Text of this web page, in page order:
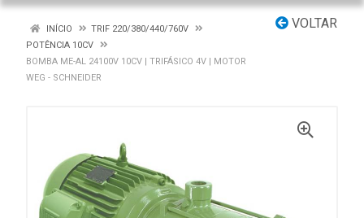
VOLTAR
INÍCIO
TRIF 220/380/440/760V
POTÊNCIA 10CV
BOMBA ME-AL 24100V 10CV | TRIFÁSICO 4V | MOTOR
WEG - SCHNEIDER